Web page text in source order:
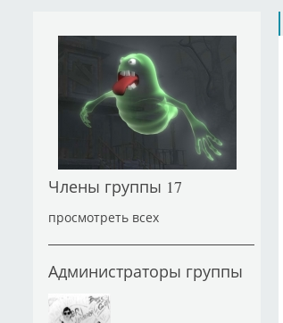
Члены группы 17
просмотреть всех
Администраторы группы